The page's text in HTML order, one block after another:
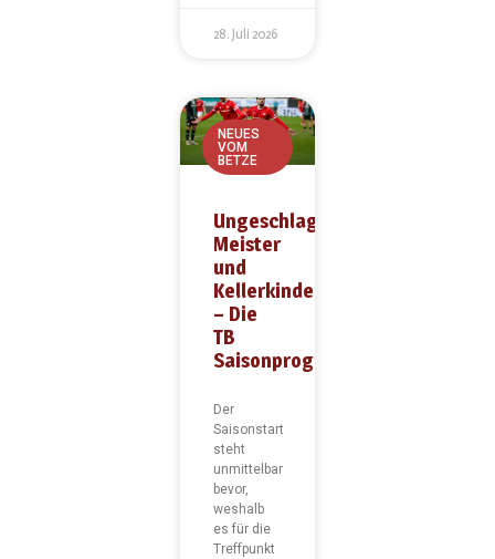
28. Juli 2026
NEUES
VOM
BETZE
Ungeschlagene
Meister
und
Kellerkinder
– Die
TB
Saisonprognose
Der
Saisonstart
steht
unmittelbar
bevor,
weshalb
es für die
Treffpunkt